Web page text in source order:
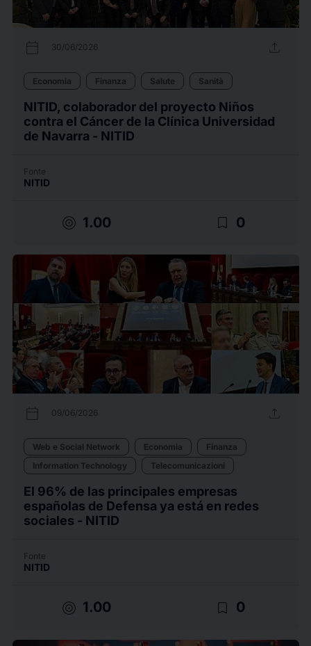
calendar_today 30/06/2026 upload
Economia Finanza Salute Sanità
NITID, colaborador del proyecto Niños
contra el Cáncer de la Clínica Universidad
de Navarra - NITID
Fonte
NITID
target 1.00 bookmark_border 0
calendar_today 09/06/2026 upload
Web e Social Network Economia
Finanza
Information Technology
Telecomunicazioni
El 96% de las principales empresas
españolas de Defensa ya está en redes
sociales - NITID
Fonte
NITID
target 1.00 bookmark_border 0